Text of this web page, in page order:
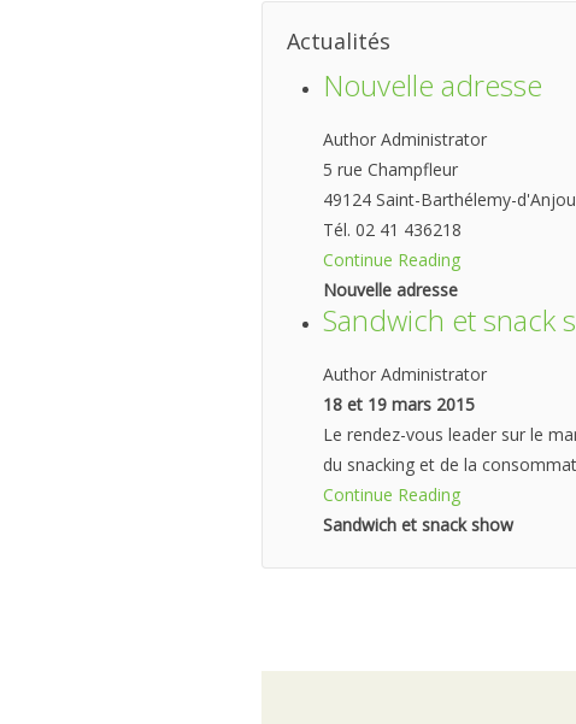
Actualités
Nouvelle adresse
Author Administrator
5 rue Champfleur
49124 Saint-Barthélemy-d'Anjou
Tél. 02 41 436218
Continue Reading
Nouvelle adresse
Sandwich et snack
Author Administrator
18 et 19 mars 2015
Le rendez-vous leader sur le
du snacking et de la
Continue Reading
Sandwich et snack show